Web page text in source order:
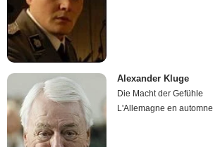
Alexander Kluge
Die Macht der Gefühle
L'Allemagne en automne